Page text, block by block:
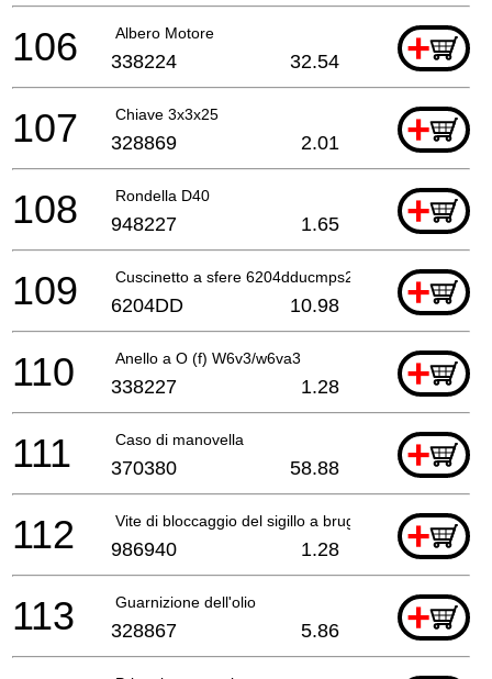
Albero Motore +
106 338224 32.54
Chiave 3x3x25 +
107 328869 2.01
Rondella D40 +
108 948227 1.65
Cuscinetto a sfere 6204dducmps2s +
109 6204DD 10.98
Anello a O (f) W6v3/w6va3 +
110 338227 1.28
Caso di manovella +
111 370380 58.88
Vite di bloccaggio del sigillo a brugola 6x45+
112 986940 1.28
Guarnizione dell'olio +
113 328867 5.86